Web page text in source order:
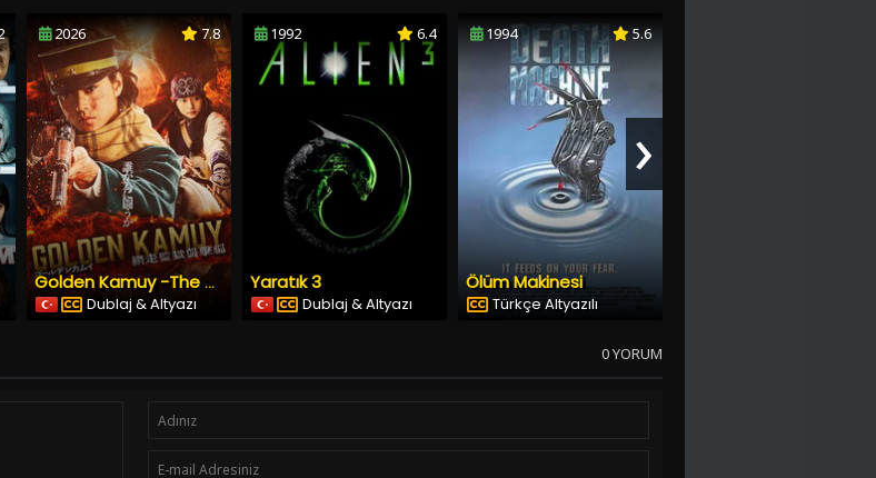
2026 7.8
Golden Kamuy -The Abashiri Prison Raid
Dublaj & Altyazı
1992 6.4
Yaratık 3
Dublaj & Altyazı
1994 5.6
Ölüm Makinesi
Türkçe Altyazılı
›
0 YORUM